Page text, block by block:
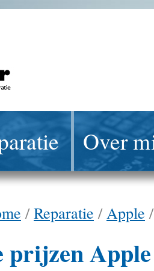
Over
/Reparatie /Apple
prijzen